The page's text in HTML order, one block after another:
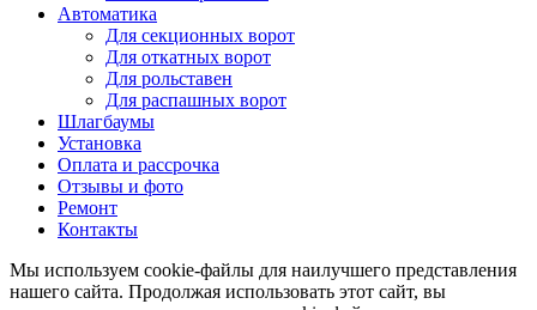
Автоматика
Для секционных ворот
Для откатных ворот
Для рольставен
Для распашных ворот
Шлагбаумы
Установка
Оплата и рассрочка
Отзывы и фото
Ремонт
Контакты
Мы используем cookie-файлы для наилучшего представления
нашего сайта. Продолжая использовать этот сайт, вы